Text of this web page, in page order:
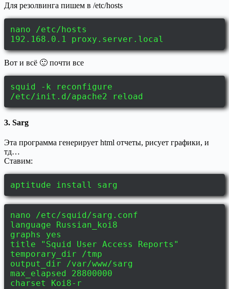
Для резолвинга пишем в /etc/hosts
nano /etc/hosts
192.168.0.1 proxy.server.local
Вот и всё 🙂 почти все
squid -k reconfigure
/etc/init.d/apache2 reload
3. Sarg
Эта программа генерирует html отчеты, риcует графики, и
тд…
Ставим:
aptitude install sarg
nano /etc/squid/sarg.conf
language Russian_koi8
graphs yes
title "Squid User Access Reports"
temporary_dir /tmp
output_dir /var/www/sarg
max_elapsed 28800000
charset Koi8-r